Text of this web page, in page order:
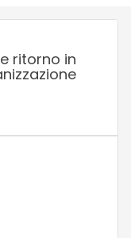
ritorno in